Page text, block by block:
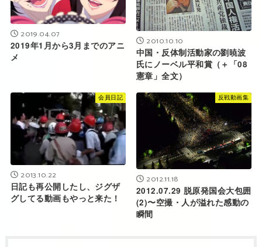
2019.04.07
2019年1月から3月までのアニ
メ
2010.10.10
中国・反体制活動家の劉暁波
氏にノーベル平和賞（＋「08
憲章」全文）
会員日記
2013.10.22
日記も再公開したし、ジグザ
グしてる動画もやっと来た！
反戦動画集
2012.11.18
2012.07.29 脱原発国会大包囲
(2)〜空撮・人が溢れた感動の
瞬間